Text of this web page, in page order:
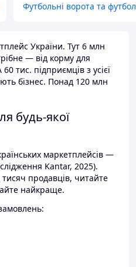
Футбольні ворота та
України. Тут 6 млн
— від корму для
тис. підприємців з усієї
бізнес. Понад 120 млн
будь-якої
маркетплейсів —
Kantar, 2025).
продавців, читайте
найкраще.